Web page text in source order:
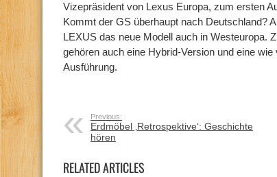
Vizepräsident von Lexus Europa, zum ersten
Kommt der GS überhaupt nach Deutschland?
LEXUS das neue Modell auch in Westeuropa.
gehören auch eine Hybrid-Version und eine
Ausführung.
Previous:
Erdmöbel ‚Retrospektive‘: Geschichte
hören
RELATED ARTICLES